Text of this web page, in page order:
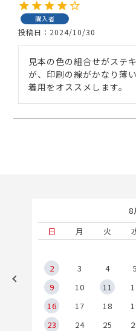
購入者
投稿日 2024/10/30
見本の色の組合せがステ
が、印刷の線がかなり薄
着用をオススメします。
8
日
月 火
2
3 4 5
9
10 11
16
17 18
23
24 25